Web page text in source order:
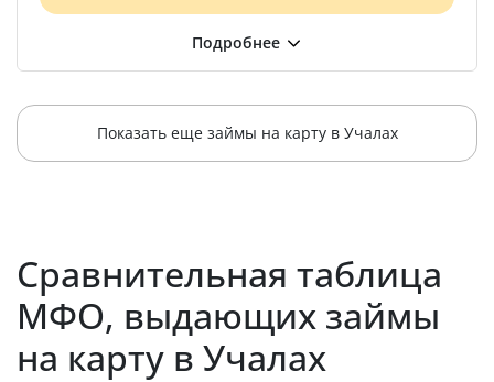
Показать еще займы на карту в Учалах
Сравнительная таблица
МФО, выдающих займы
на карту в Учалах